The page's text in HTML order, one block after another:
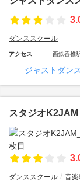
ダンススクール
アクセス 西鉄香椎
ジャストダン
スタジオK2JAM
ダンススクール 音